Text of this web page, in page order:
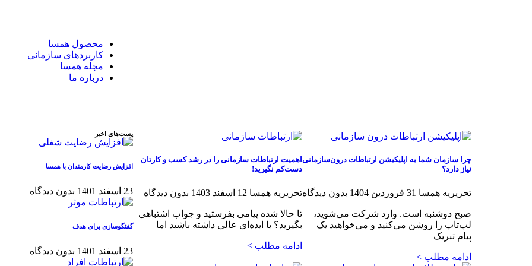
محصول همسا
کاربردهای سازمانی
مجله همسا
درباره ما
چرا سازمان‌ شما به اپلیکیشن ارتباطات درون‌سازمانی
نیاز دارد؟
تحریریه همسا 31 فروردین 1404 بدون دیدگاه
صبح دوشنبه است. وارد شرکت می‌شوید،
لپ‌تاپ را روشن می‌کنید و می‌خواهید یک
پیام تبریک
ادامه مطلب >
اهمیت ارتباطات سازمانی را در رشد کسب و کارتان
دست‌کم نگیرید!
تحریریه همسا 12 اسفند 1403 بدون دیدگاه
تا حالا شده پیامی بفرستید و جواب اشتباهی
بگیرید؟ یا ایده‌ای عالی داشته باشید اما
ادامه مطلب >
پست‌های اخیر
افزایش رضایت کارمندان با همسا
23 اسفند 1401 بدون دیدگاه
گفتگوسازی برای هدف
23 اسفند 1401 بدون دیدگاه